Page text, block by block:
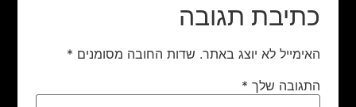
כתיבת תגובה
האימייל לא יוצג באתר. שדות החובה מסומנים *
התגובה שלך *